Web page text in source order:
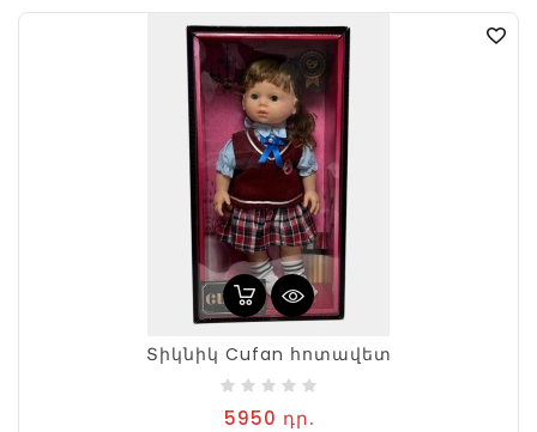
Տիկնիկ Cufan հոտավետ
5950 դր.